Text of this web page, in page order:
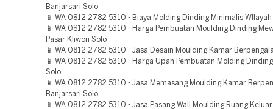
Banjarsari Solo
📱 WA 0812 2782 5310 - Biaya Molding Dinding Minimalis
📱 WA 0812 2782 5310 - Harga Pembuatan Moulding Dinding
Pasar Kliwon Solo
📱 WA 0812 2782 5310 - Jasa Desain Moulding Kamar
📱 WA 0812 2782 5310 - Harga Upah Pembuatan Molding
Solo
📱 WA 0812 2782 5310 - Jasa Memasang Moulding Kamar
Banjarsari Solo
📱 WA 0812 2782 5310 - Jasa Pasang Wall Moulding Ruang